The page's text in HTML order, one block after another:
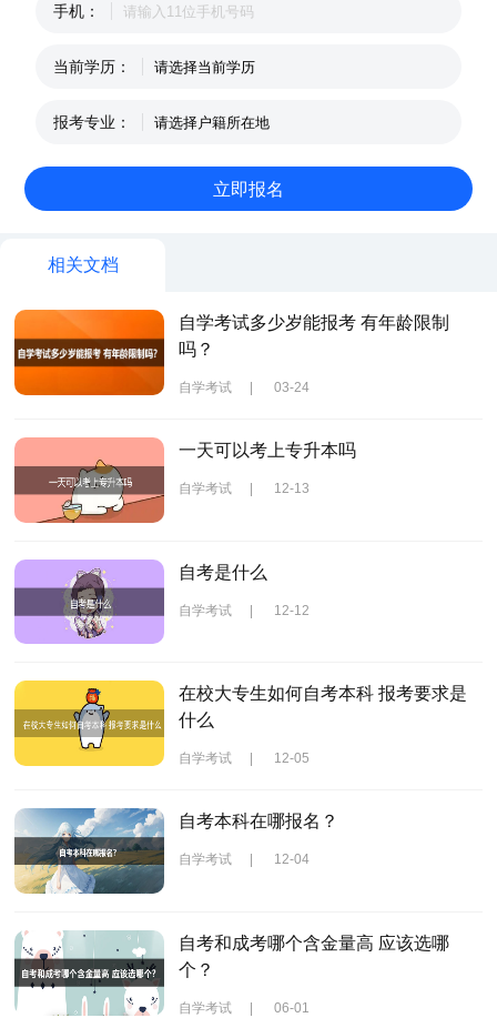
手机：
当前学历：
报考专业：
相关文档
自学考试多少岁能报考 有年龄限制
吗？
自学考试 | 03-24
一天可以考上专升本吗
自学考试 | 12-13
自考是什么
自学考试 | 12-12
在校大专生如何自考本科 报考要求是
什么
自学考试 12-05
自考本科在哪报名？
自学考试 12-04
自考和成考哪个含金量高 应该选哪
个？
自学考试 06-01